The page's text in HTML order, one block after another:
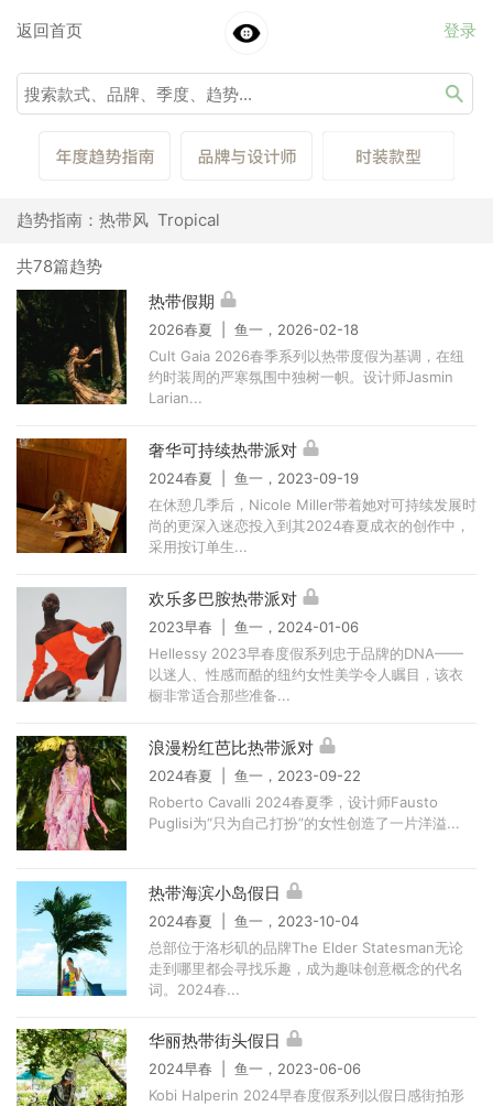
返回首页 登录
趋势指南：热带风 Tropical
共78篇趋势
热带假期
2026春夏 | 鱼一，2026-02-18
Cult Gaia 2026春季系列以热带度假为基调，在纽
约时装周的严寒氛围中独树一帜。设计师Jasmin
Larian...
奢华可持续热带派对
2024春夏 | 鱼一，2023-09-19
在休憩几季后，Nicole Miller带着她对可持续发展时
尚的更深入迷恋投入到其2024春夏成衣的创作中，
采用按订单生...
欢乐多巴胺热带派对
2023早春 | 鱼一，2024-01-06
Hellessy 2023早春度假系列忠于品牌的DNA——
以迷人、性感而酷的纽约女性美学令人瞩目，该衣
橱非常适合那些准备...
浪漫粉红芭比热带派对
2024春夏 | 鱼一，2023-09-22
Roberto Cavalli 2024春夏季，设计师Fausto
Puglisi为“只为自己打扮”的女性创造了一片洋溢...
热带海滨小岛假日
2024春夏 | 鱼一，2023-10-04
总部位于洛杉矶的品牌The Elder Statesman无论
走到哪里都会寻找乐趣，成为趣味创意概念的代名
词。2024春...
华丽热带街头假日
2024早春 | 鱼一，2023-06-06
Kobi Halperin 2024早春度假系列以假日感街拍形